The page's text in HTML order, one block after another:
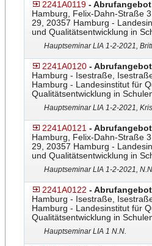
2241A0119 -
Hamburg, Felix-Dahn-Straße
29, 20357 Hamburg -
und Qualitätsentwicklung in
Hauptseminar LIA 1-2-2021,
2241A0120 -
Hamburg - Isestraße,
Hamburg - Landesinstitut für
Qualitätsentwicklung in
Hauptseminar LIA 1-2-2021,
2241A0121 -
Hamburg, Felix-Dahn-Straße
29, 20357 Hamburg -
und Qualitätsentwicklung in
Hauptseminar LIA 1-2-2021,
2241A0122 -
Hamburg - Isestraße,
Hamburg - Landesinstitut für
Qualitätsentwicklung in
Hauptseminar LIA 1 N.N.